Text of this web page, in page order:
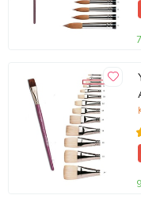
Ürün Kodu: kcm34601495